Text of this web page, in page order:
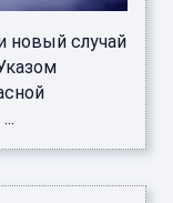
новый случай